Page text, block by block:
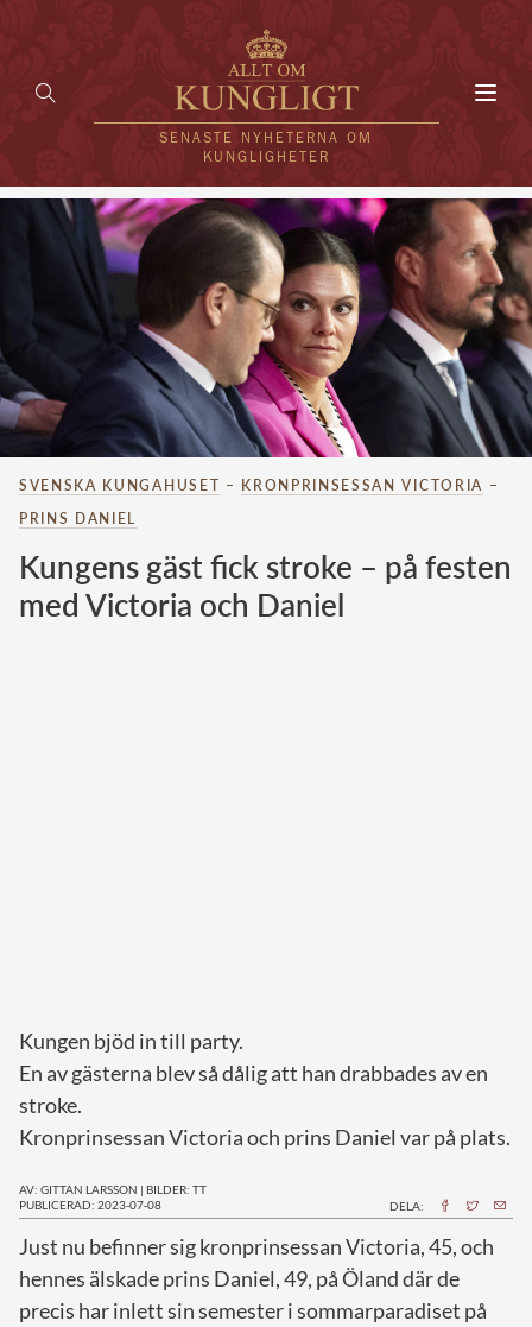
SENASTE NYHETERNA OM
KUNGLIGHETER
HEM
KUNGAFAMILJEN
UTLÄNDSKT
KÄNDISAR
VÄRLDENS KUNGAHUS
Svenska kungahuset
Norska kungahuset
Danska kungahuset
SVENSKA KUNGAHUSET – KRONPRINSESSAN VICTORIA –
PRINS DANIEL
Kungens gäst fick stroke – på festen
med Victoria och Daniel
Kungen bjöd in till party.
En av gästerna blev så dålig att han drabbades av en
stroke.
Kronprinsessan Victoria och prins Daniel var på plats.
AV: GITTAN LARSSON | BILDER: TT
PUBLICERAD: 2023-07-08
DELA:
Just nu befinner sig kronprinsessan Victoria, 45, och
hennes älskade prins Daniel, 49, på Öland där de
precis har inlett sin semester i sommarparadiset på